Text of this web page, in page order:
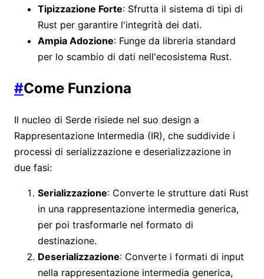
Tipizzazione Forte: Sfrutta il sistema di tipi di
Rust per garantire l'integrità dei dati.
Ampia Adozione: Funge da libreria standard
per lo scambio di dati nell'ecosistema Rust.
#Come Funziona
Il nucleo di Serde risiede nel suo design a
Rappresentazione Intermedia (IR), che suddivide i
processi di serializzazione e deserializzazione in
due fasi:
Serializzazione: Converte le strutture dati Rust
in una rappresentazione intermedia generica,
per poi trasformarle nel formato di
destinazione.
Deserializzazione: Converte i formati di input
nella rappresentazione intermedia generica,